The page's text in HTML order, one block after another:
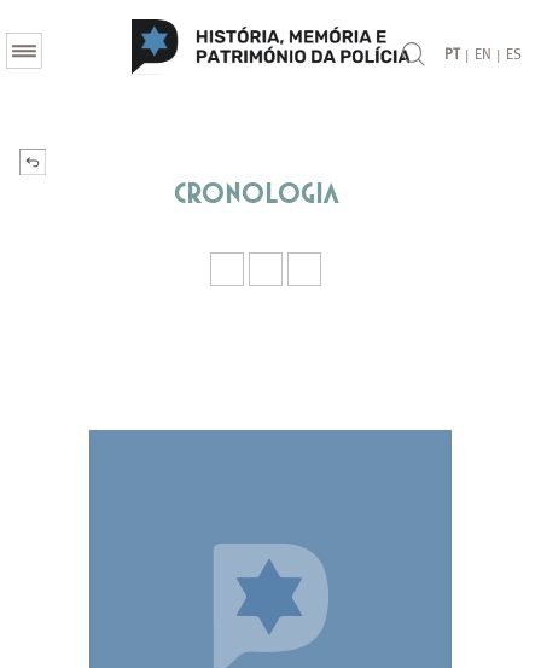
PT | EN | ES
Cronologia